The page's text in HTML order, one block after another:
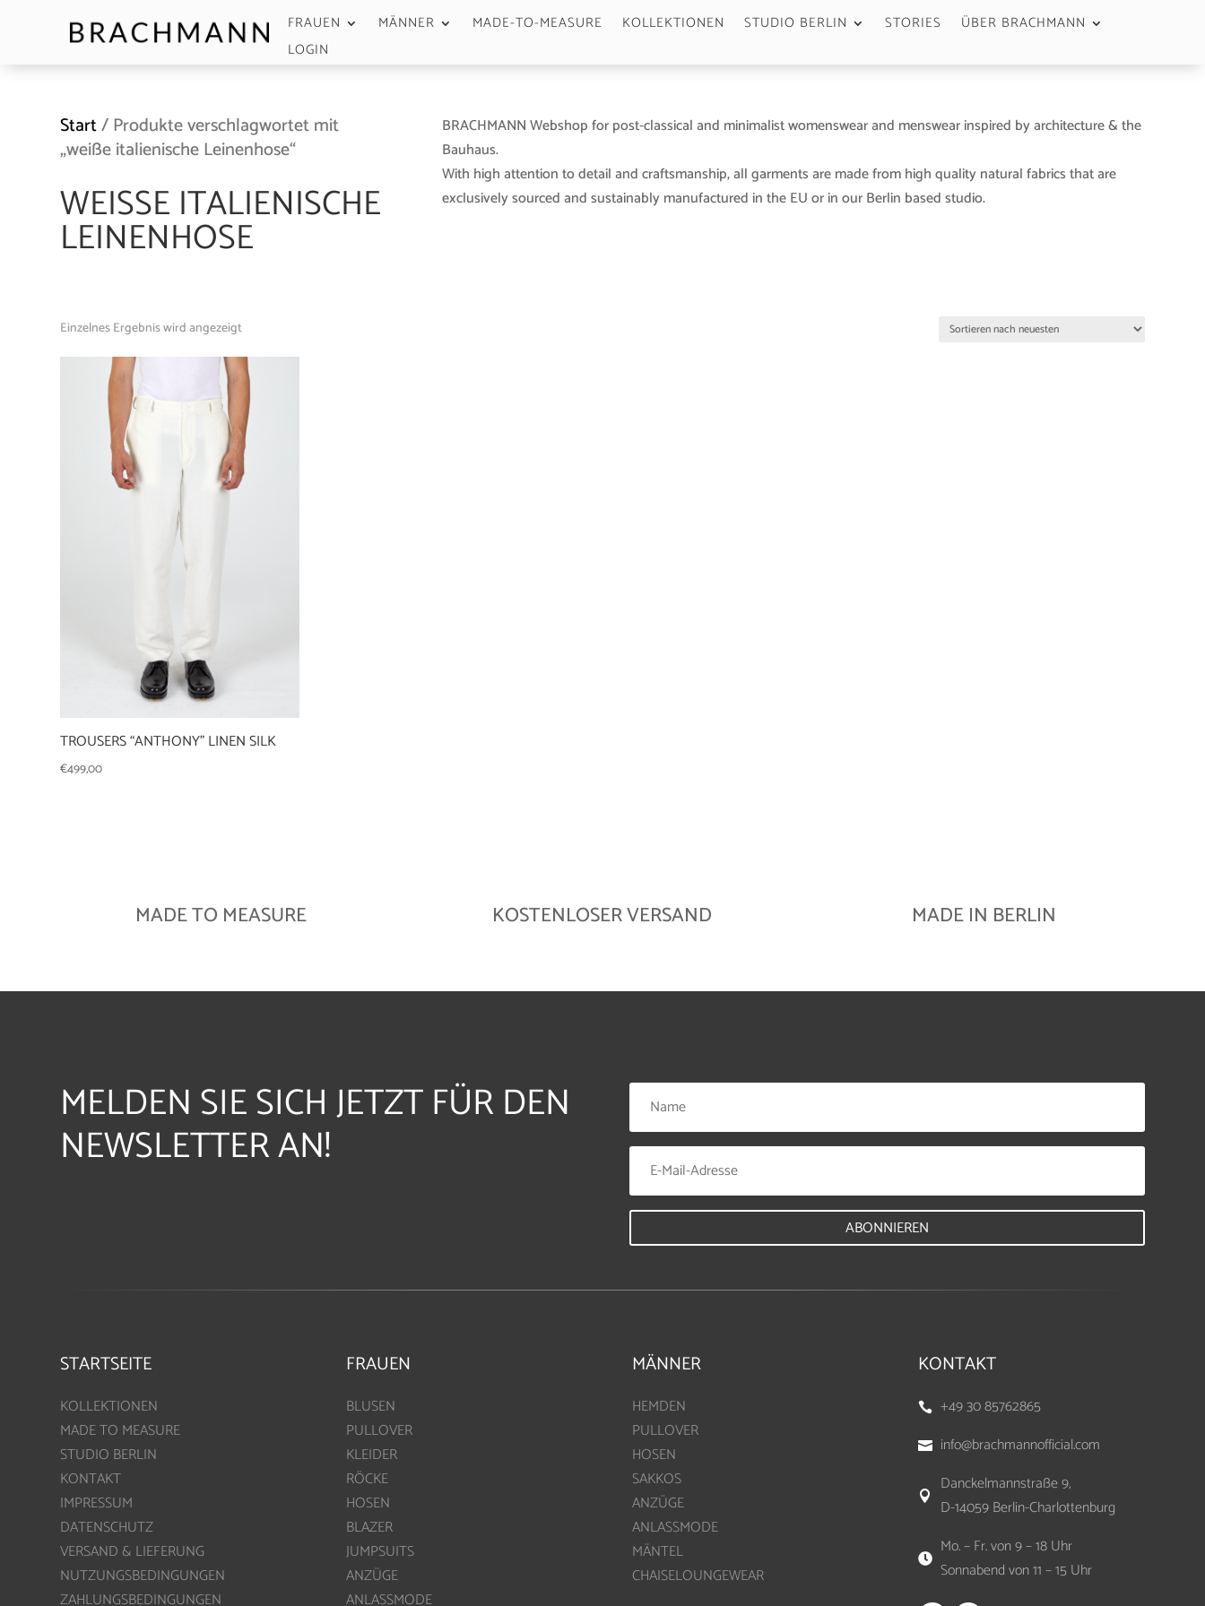
FRAUEN MÄNNER MADE-TO-MEASURE KOLLEKTIONEN STUDIO BERLIN STORIES
ÜBER BRACHMANN
LOGIN
Start/ Produkte verschlagwortet mit
„weiße italienische Leinenhose“
WEISSE ITALIENISCHE L
EINENHOSE
BRACHMANN Webshop for post-classical and minimalist womenswear and menswear inspired by architecture & the
Bauhaus.
With high attention to detail and craftsmanship, all garments are made from high quality natural fabrics that are
exclusively sourced and sustainably manufactured in the EU or in our Berlin based studio.
Einzelnes Ergebnis wird angezeigt
TROUSERS “ANTHONY” LINEN SILK
€499,00
MADE TO MEASURE KOSTENLOSER VERSAND MADE IN BERLIN
MELDEN SIE SICH JETZT FÜR DEN
NEWSLETTER AN!
ABONNIEREN
STARTSEITE
KOLLEKTIONEN
MADE TO MEASURE
STUDIO BERLIN
KONTAKT
IMPRESSUM
DATENSCHUTZ
VERSAND & LIEFERUNG
NUTZUNGSBEDINGUNGEN
ZAHLUNGSBEDINGUNGEN
FRAUEN
BLUSEN
PULLOVER
KLEIDER
RÖCKE
HOSEN
BLAZER
JUMPSUITS
ANZÜGE
ANLASSMODE
MÄNNER
HEMDEN
PULLOVER
HOSEN
SAKKOS
ANZÜGE
ANLASSMODE
MÄNTEL
CHAISELOUNGEWEAR
KONTAKT
 +49 30 85762865
 info@brachmannofficial.com

Danckelmannstraße 9,
D-14059 Berlin-Charlottenburg

Mo. – Fr. von 9 – 18 Uhr
Sonnabend von 11 – 15 Uhr